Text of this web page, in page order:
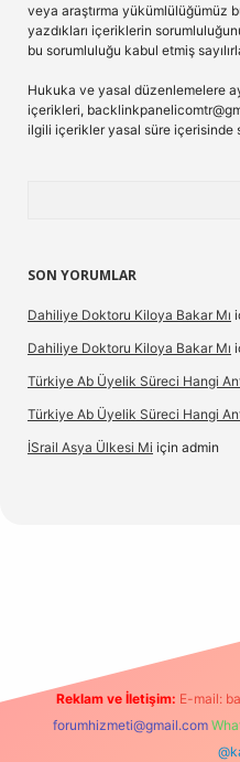
veya araştırma yükümlülüğümüz
yazdıkları içeriklerin
bu sorumluluğu kabul etmiş
Hukuka ve yasal düzenlemelere
içerikleri,
ilgili içerikler yasal süre içerisinde
SON YORUMLAR
Dahiliye Doktoru Kiloya Bakar Mı
Dahiliye Doktoru Kiloya Bakar Mı
Türkiye Ab Üyelik Süreci Hangi
Türkiye Ab Üyelik Süreci Hangi
İSrail Asya Ülkesi Mi için admin
Reklam ve İletişim: E-mail:
forumhizmeti@gmail.com